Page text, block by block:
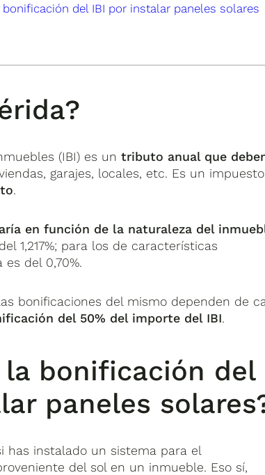
del IBI por instalar paneles solares
(IBI) es untributo anual que
garajes, locales, etc. Es un impuesto
.
en función de la naturaleza del
1,217%; para los de características
del 0,70%.
bonificaciones del mismo dependen de
del 50% del importe del IBI.
bonificación del
paneles
has instalado un sistema para el
del sol en un inmueble. Eso sí,